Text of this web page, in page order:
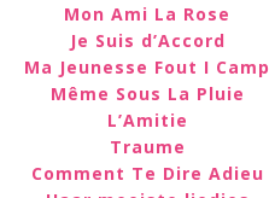
Mon Ami La Rose
Je Suis d’Accord
Ma Jeunesse Fout I Camp
Même Sous La Pluie
L’Amitie
Traume
Comment Te Dire Adieu